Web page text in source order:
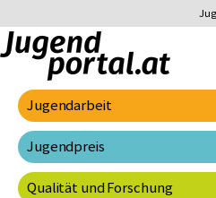
Jugendarbeit
Jugendpreis
Qualität und Forschung